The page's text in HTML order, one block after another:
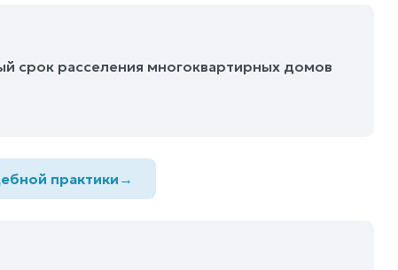
срок расселения многоквартирных домов
практики →